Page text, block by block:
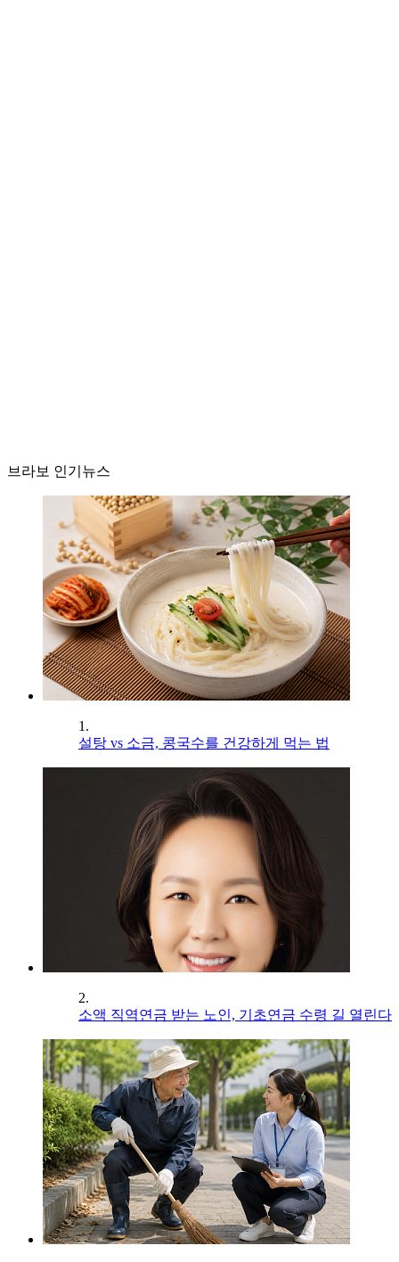
브라보 인기뉴스
1.
설탕 vs 소금, 콩국수를 건강하게 먹는 법
2.
소액 직역연금 받는 노인, 기초연금 수령 길 열린다